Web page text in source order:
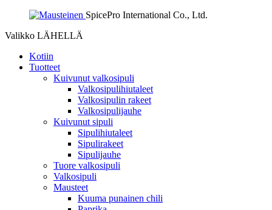
SpicePro International Co., Ltd.
Valikko LÄHELLÄ
Kotiin
Tuotteet
Kuivunut valkosipuli
Valkosipulihiutaleet
Valkosipulin rakeet
Valkosipulijauhe
Kuivunut sipuli
Sipulihiutaleet
Sipulirakeet
Sipulijauhe
Tuore valkosipuli
Valkosipuli
Mausteet
Kuuma punainen chili